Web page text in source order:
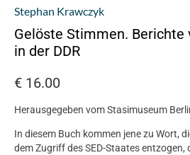
Stephan Krawczyk
Gelöste Stimmen. Berichte
in der DDR
€ 16.00
Herausgegeben vom Stasimuseum
In diesem Buch kommen jene zu Wort,
dem Zugriff des SED-Staates entzogen,